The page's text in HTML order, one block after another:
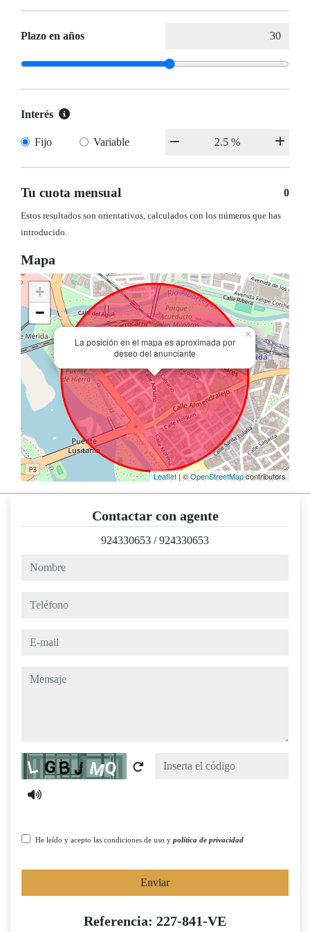
Plazo en años
Interés
Fijo Variable
Tu cuota mensual 0
Estos resultados son orientativos, calculados con los números que has
introducido.
Mapa
La posición en el mapa es aproximada por
deseo del anunciante
×
+
−
Leaflet| ©OpenStreetMapcontributors
Contactar con agente
924330653 /924330653
nombre
teléfono
e-mail
mensaje
Captcha
He leído y acepto las condiciones de uso y política de privacidad
Enviar
Referencia: 227-841-VE